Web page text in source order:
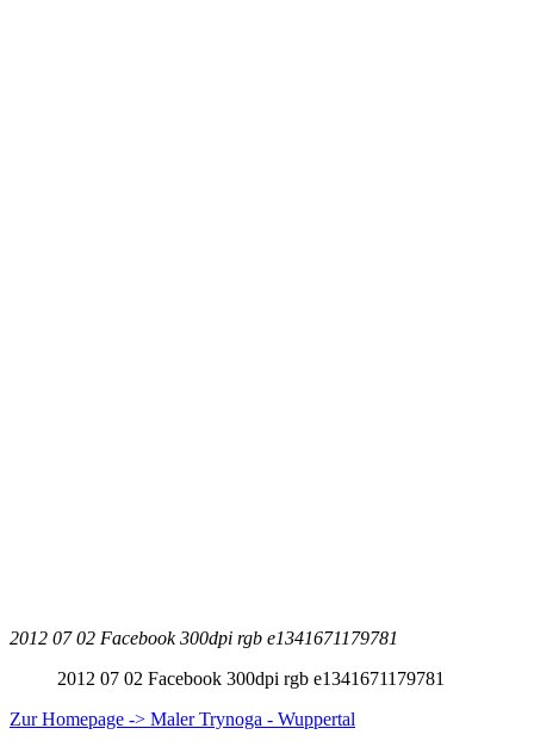
2012 07 02 Facebook 300dpi rgb e1341671179781
2012 07 02 Facebook 300dpi rgb e1341671179781
Zur Homepage -> Maler Trynoga - Wuppertal